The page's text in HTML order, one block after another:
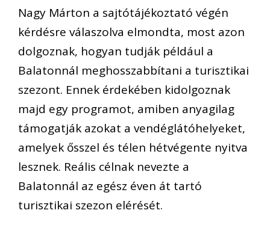
Nagy Márton a sajtótájékoztató végén
kérdésre válaszolva elmondta, most azon
dolgoznak, hogyan tudják például a
Balatonnál meghosszabbítani a turisztikai
szezont. Ennek érdekében kidolgoznak
majd egy programot, amiben anyagilag
támogatják azokat a vendéglátóhelyeket,
amelyek ősszel és télen hétvégente nyitva
lesznek. Reális célnak nevezte a
Balatonnál az egész éven át tartó
turisztikai szezon elérését.